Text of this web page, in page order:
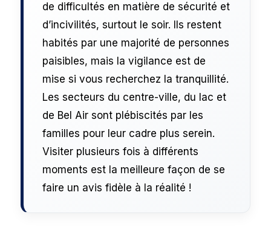
de difficultés en matière de sécurité et
d’incivilités, surtout le soir. Ils restent
habités par une majorité de personnes
paisibles, mais la vigilance est de
mise si vous recherchez la tranquillité.
Les secteurs du centre-ville, du lac et
de Bel Air sont plébiscités par les
familles pour leur cadre plus serein.
Visiter plusieurs fois à différents
moments est la meilleure façon de se
faire un avis fidèle à la réalité !